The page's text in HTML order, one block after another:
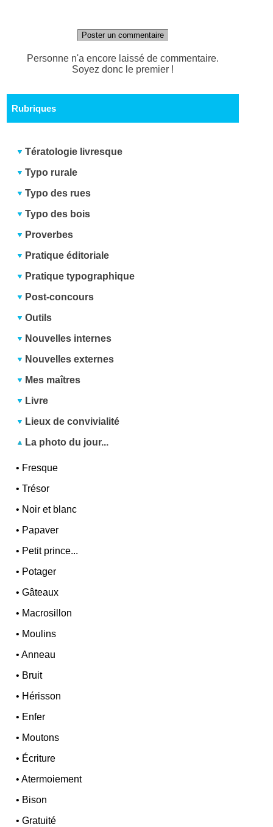
Poster un commentaire
Personne n'a encore laissé de commentaire.
Soyez donc le premier !
Rubriques
Tératologie livresque
Typo rurale
Typo des rues
Typo des bois
Proverbes
Pratique éditoriale
Pratique typographique
Post-concours
Outils
Nouvelles internes
Nouvelles externes
Mes maîtres
Livre
Lieux de convivialité
La photo du jour...
• Fresque
•Trésor
• Noir et blanc
• Papaver
• Petit prince...
• Potager
•Gâteaux
• Macrosillon
• Moulins
•Anneau
• Bruit
• Hérisson
• Enfer
• Moutons
• Écriture
•Atermoiement
• Bison
•Gratuité